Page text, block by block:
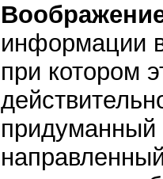
информации
при котором